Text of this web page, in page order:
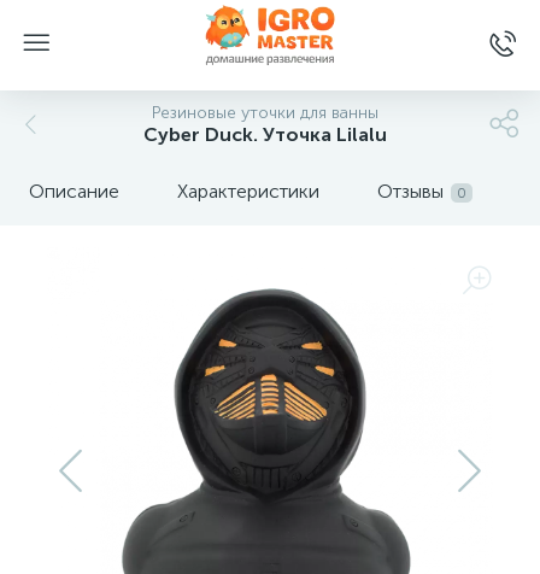
Резиновые уточки для ванны
Cyber ​​Duck. Уточка Lilalu
Описание Характеристики Отзывы 0